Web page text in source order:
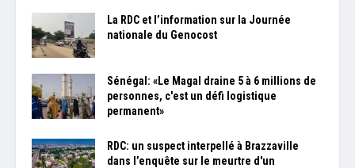
La RDC et l’information sur la Journée
nationale du Genocost
Sénégal: «Le Magal draine 5 à 6 millions de
personnes, c'est un défi logistique
permanent»
RDC: un suspect interpellé à Brazzaville
dans l’enquête sur le meurtre d'un